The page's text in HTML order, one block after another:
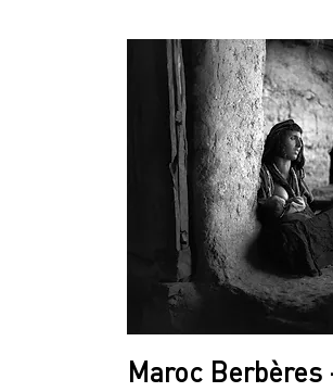
Maroc Berbères